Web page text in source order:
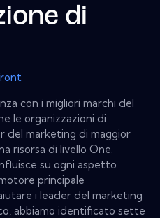
di
con i migliori marchi del
le organizzazioni di
del marketing di maggior
risorsa di livello One.
su ogni aspetto
principale
i leader del marketing
abbiamo identificato sette